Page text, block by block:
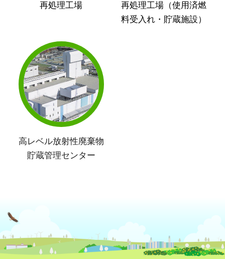
再処理工場
再処理工場（使用済燃
料受入れ・貯蔵施設）
高レベル放射性廃棄物
貯蔵管理センター